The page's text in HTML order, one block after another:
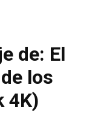
de: El
los
4K)